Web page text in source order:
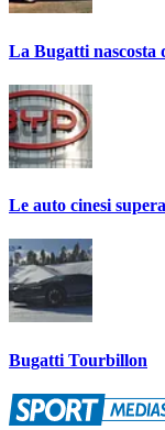
La Bugatti nascosta
Le auto cinesi
Bugatti Tourbillon